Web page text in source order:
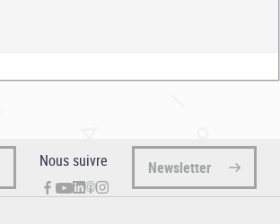
Nous suivre Newsletter